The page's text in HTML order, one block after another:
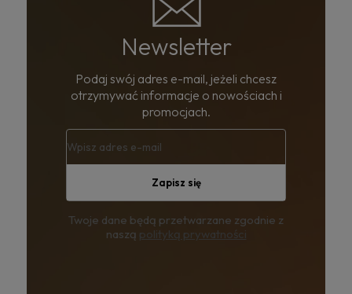
Newsletter
Podaj swój adres e-mail, jeżeli chcesz
otrzymywać informacje o nowościach i
promocjach.
Zapisz się
Twoje dane będą przetwarzane zgodnie z
naszą polityką prywatności